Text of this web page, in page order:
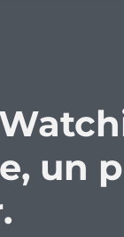
un